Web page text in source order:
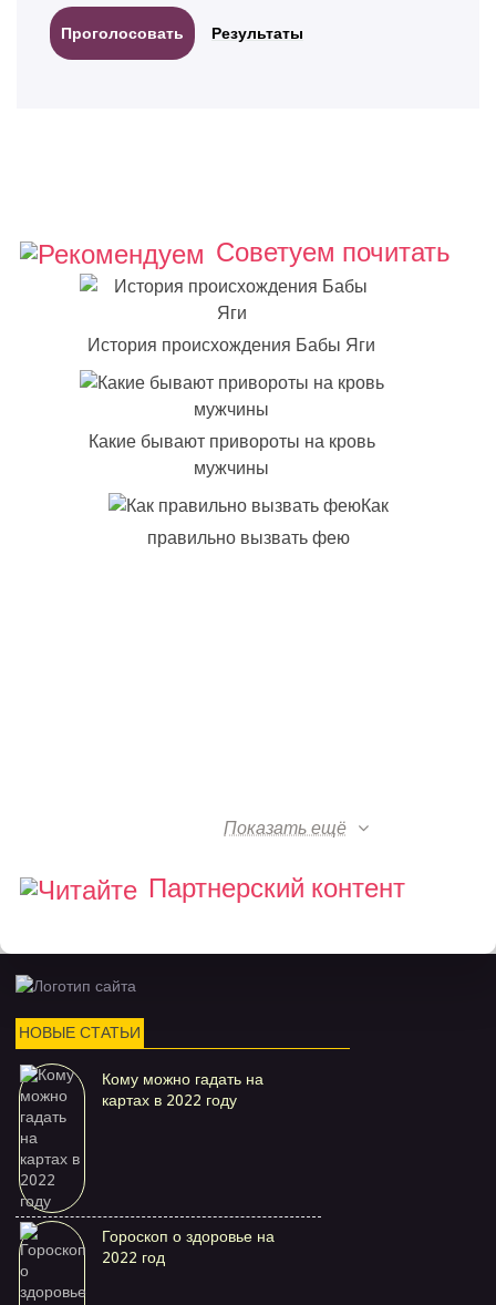
Результаты
Советуем почитать
История происхождения Бабы Яги
Какие бывают привороты на кровь
мужчины
Как
правильно вызвать фею
Показать ещё
Партнерский контент
НОВЫЕ СТАТЬИ
Кому можно гадать на
картах в 2022 году
Гороскоп о здоровье на
2022 год